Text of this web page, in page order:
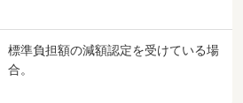
標準負担額の減額認定を受けている場
合。